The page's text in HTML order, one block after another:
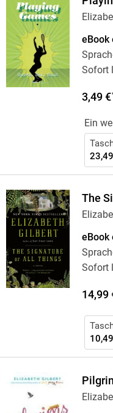
eBook
Sofort
3,49 €
Ein
The
eBook
Sofort
14,99